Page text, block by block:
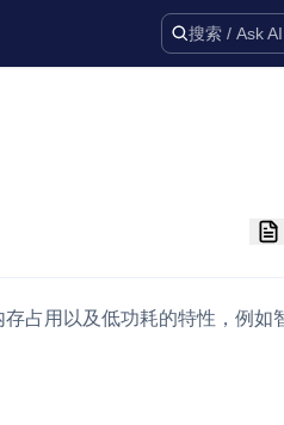
和微信小程序之间的实时音
搜索 / Ask AI
占用以及低功耗的特性，例如